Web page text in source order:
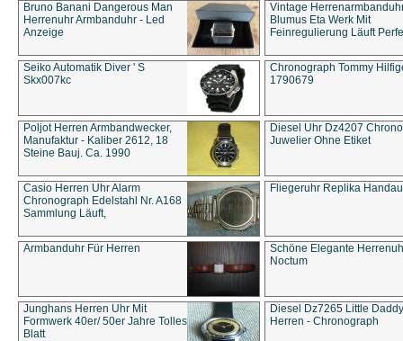
Bruno Banani Dangerous Man
Herrenuhr Armbanduhr - Led
Anzeige
Vintage
Blumus Eta Werk Mit
Feinregulierung Läuft
Seiko Automatik Diver ' S
Skx007kc
Chronograph Tommy
1790679
Poljot Herren Armbandwecker,
Manufaktur - Kaliber 2612, 18
Steine Bauj. Ca. 1990
Diesel Uhr Dz4207
Juwelier Ohne Etiket
Casio Herren Uhr Alarm
Chronograph Edelstahl Nr. A168
Sammlung Läuft,
Fliegeruhr Replika
Armbanduhr Für Herren
Schöne Elegante
Noctum
Junghans Herren Uhr Mit
Formwerk 40er/ 50er Jahre Tolles
Blatt
Diesel Dz7265 Little Daddy
Herren - Chronograph